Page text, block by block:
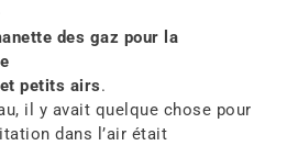
des gaz pour la
petits airs.
il y avait quelque chose pour
dans l’air était